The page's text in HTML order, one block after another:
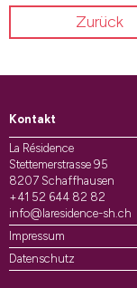
Zurück
Kontakt
La Résidence
Stettemerstrasse 95
8207 Schaffhausen
+41 52 644 82 82
info@laresidence-sh.ch
Impressum
Datenschutz